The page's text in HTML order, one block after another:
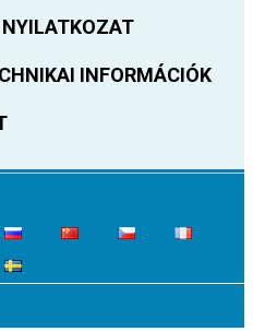
INFORMÁCIÓK